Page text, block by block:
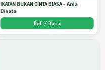
IKATAN BUKAN CINTA BIASA - Arda
Dinata
Beli / Baca